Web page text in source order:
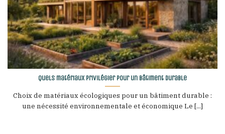
Quels matériaux privilégier pour un bâtiment durable
Choix de matériaux écologiques pour un bâtiment durable :
une nécessité environnementale et économique Le [...]